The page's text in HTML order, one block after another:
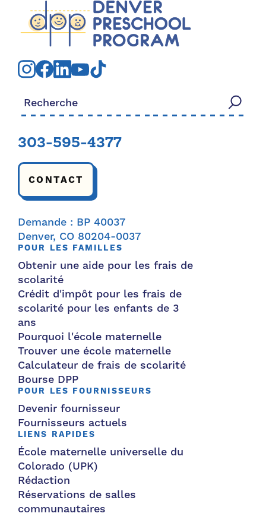
Rechercher:
303-595-4377
CONTACT
Demande : BP 40037
Denver, CO 80204-0037
POUR LES FAMILLES
Obtenir une aide pour les frais de
scolarité
Crédit d'impôt pour les frais de
scolarité pour les enfants de 3
ans
Pourquoi l'école maternelle
Trouver une école maternelle
Calculateur de frais de scolarité
Bourse DPP
POUR LES FOURNISSEURS
Devenir fournisseur
Fournisseurs actuels
LIENS RAPIDES
École maternelle universelle du
Colorado (UPK)
Rédaction
Réservations de salles
communautaires